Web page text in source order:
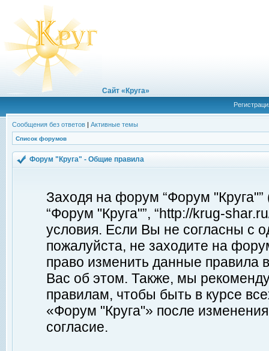
Сайт «Круга»
Сообщения без ответов | Активные темы
Список форумов
Форум "Круга" - Общие правила
Заходя на форум “Форум
“Форум "Круга"”, “http://krug-
условия. Если Вы не согласны с
пожалуйста, не заходите на
право изменить данные правила
Вас об этом. Также, мы
правилам, чтобы быть в курсе
«Форум "Круга"» после
согласие.